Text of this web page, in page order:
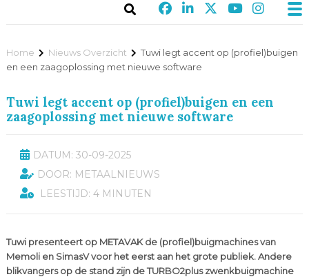
Home Nieuws Overzicht
Tuwi legt accent op (profiel)buigen
en een zaagoplossing met nieuwe software
Tuwi legt accent op (profiel)buigen en een
zaagoplossing met nieuwe software
DATUM: 30-09-2025
DOOR: METAALNIEUWS
LEESTIJD: 4 MINUTEN
Tuwi presenteert op METAVAK de (profiel)buigmachines van
Memoli en SimasV voor het eerst aan het grote publiek. Andere
blikvangers op de stand zijn de TURBO2plus zwenkbuigmachine